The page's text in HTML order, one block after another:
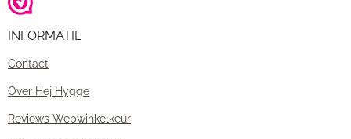
INFORMATIE
Contact
Over Hej Hygge
Reviews Webwinkelkeur